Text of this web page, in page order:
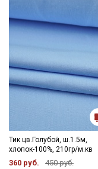
Тик цв.Голубой, ш.1.5м,
хлопок-100%, 210гр/м.кв
360 руб. 450 руб.